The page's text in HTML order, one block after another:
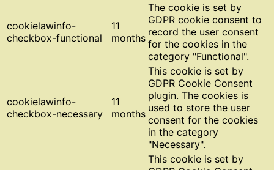
cookielawinfo-
checkbox-functional
11
months
The cookie is set by
GDPR cookie consent to
record the user consent
for the cookies in the
category "Functional".
cookielawinfo-
checkbox-necessary
11
months
This cookie is set by
GDPR Cookie Consent
plugin. The cookies is
used to store the user
consent for the cookies
in the category
"Necessary".
This cookie is set by